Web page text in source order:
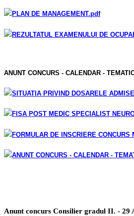
PLAN DE MANAGEMENT.pdf
REZULTATUL EXAMENULUI DE
ANUNT CONCURS - CALENDAR -
SITUATIA PRIVIND DOSARELE
FISA POST MEDIC SPECIALIST
FORMULAR DE INSCRIERE
ANUNT CONCURS - CALENDAR -
Anunt concurs Consilier gradul II. - 29